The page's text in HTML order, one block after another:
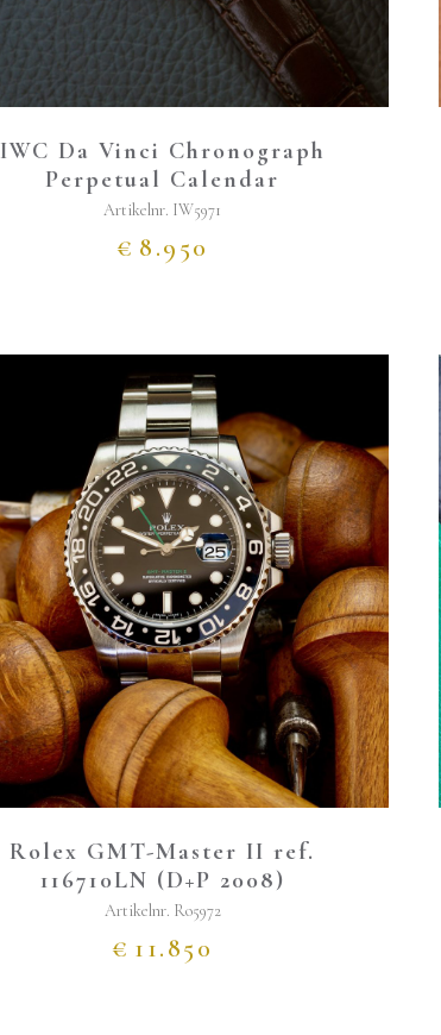
IWC Da Vinci Chronograph
Perpetual Calendar
€ 8.950
Artikelnr. IW5971
Rolex GMT-Master II ref.
116710LN (D+P 2008)
€ 11.850
Artikelnr. Ro5972